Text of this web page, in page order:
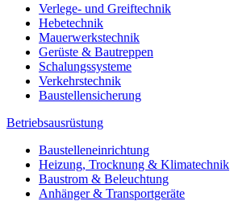
Verlege- und Greiftechnik
Hebetechnik
Mauerwerkstechnik
Gerüste & Bautreppen
Schalungssysteme
Verkehrstechnik
Baustellensicherung
Betriebsausrüstung
Baustelleneinrichtung
Heizung, Trocknung & Klimatechnik
Baustrom & Beleuchtung
Anhänger & Transportgeräte